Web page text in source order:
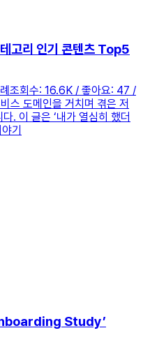
고리 인기 콘텐츠 Top5
조회수: 16.6K / 좋아요: 47 /
스 도메인을 거치며 겪은 저
. 이 글은 ‘내가 열심히 했더
기
Study’